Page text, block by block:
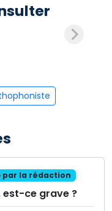
par la rédaction
est-ce grave ?